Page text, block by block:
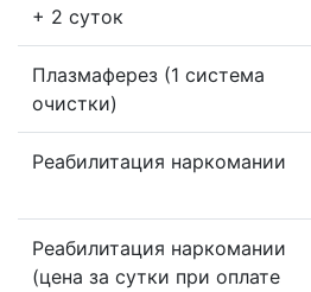
+ 2 суток
Плазмаферез (1 система
очистки)
Реабилитация наркомании
Реабилитация наркомании
(цена за сутки при оплате